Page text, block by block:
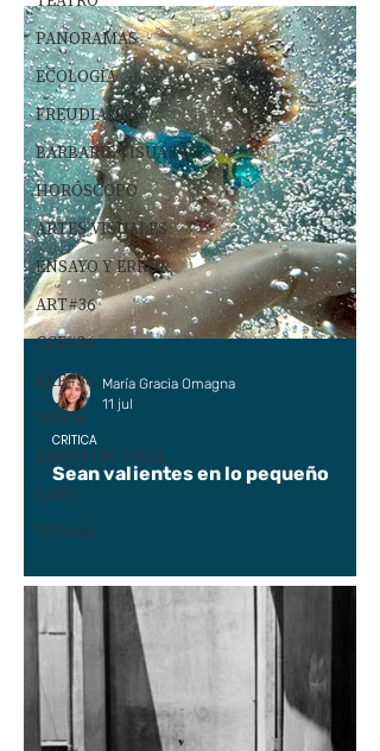
PANORAMAS
ECOLOGÍA
FREUDIANOS
BARBARIE VISUAL
HORÓSCOPO
ARTES VISUALES
ENSAYO Y ERROR
ART#36
CCF#36
E&E#36
UP#36
ARQUITECTURA
CCF2
UP2#36
Sean valientes en lo pequeño
CRÍTICA
María Gracia Omagna
11 jul